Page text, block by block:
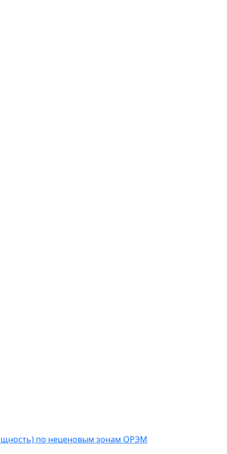
по неценовым зонам ОРЭМ